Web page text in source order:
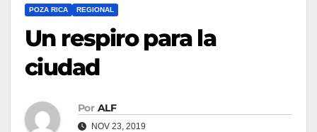
POZA RICA REGIONAL
Un respiro para la
ciudad
Por ALF
NOV 23, 2019